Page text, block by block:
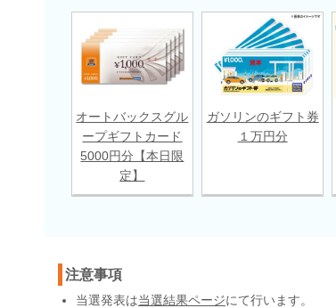
オートバックスグル
ープギフトカード
5000円分【本日限
定】
ガソリンのギフト券
１万円分
注意事項
当選発表は当選結果ページにて行います。